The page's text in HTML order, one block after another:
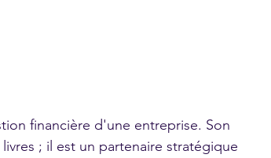
financière d'une entreprise. Son
; il est un partenaire stratégique